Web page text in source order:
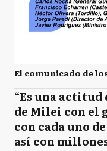
El comunicado de
“Es una
de Milei con el
con cada uno
así con